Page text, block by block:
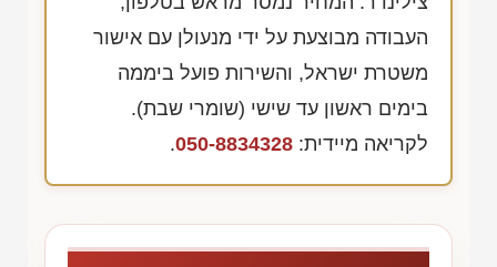
העבודה מבוצעת על ידי מנעולן עם אישור
משטרת ישראל, והשירות פועל ביממה
בימים ראשון עד שישי (שומרי שבת).
לקריאה מיידית: 050-8834328
.